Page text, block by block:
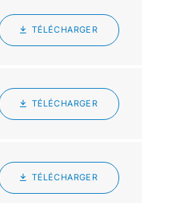
TÉLÉCHARGER
TÉLÉCHARGER
TÉLÉCHARGER